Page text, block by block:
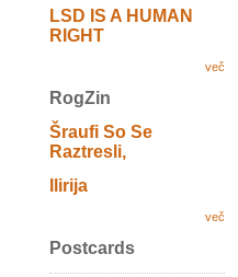
LSD IS A HUMAN
RIGHT
več
RogZin
Šraufi So Se
Raztresli,
Ilirija
več
Postcards